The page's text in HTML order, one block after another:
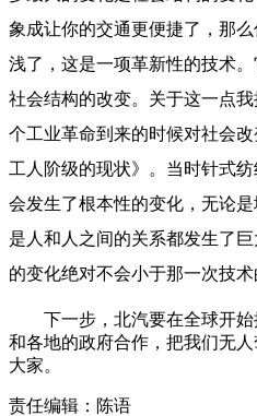
象成让你的交通更便捷了，那
浅了，这是一项革新性的技术
社会结构的改变。关于这一点
个工业革命到来的时候对社会
工人阶级的现状》。当时针式
会发生了根本性的变化，无论
是人和人之间的关系都发生了
的变化绝对不会小于那一次技术
下一步，北汽要在全球开
和各地的政府合作，把我们无
大家。
责任编辑：陈语